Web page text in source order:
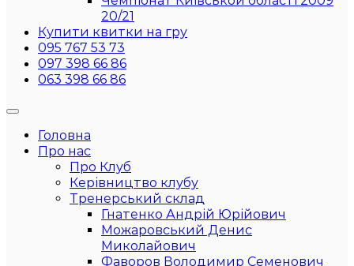
20/21
Купити квитки на гру
095 767 53 73
097 398 66 86
063 398 66 86
Головна
Про нас
Про Клуб
Керівництво клубу
Тренерський склад
Гнатенко Андрій Юрійович
Можаровський Денис
Миколайович
Фаворов Володимир Семенович